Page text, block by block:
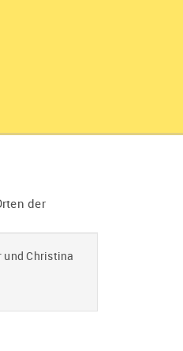
der
und Christina